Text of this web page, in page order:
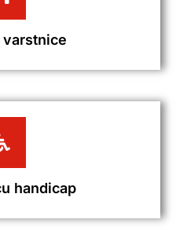
varstnice
handicap